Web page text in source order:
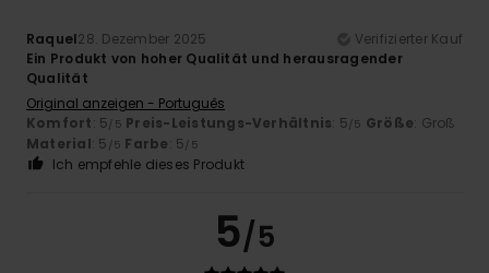
Raquel28. Dezember 2025
Verifizierter Kauf
Ein Produkt von hoher Qualität und herausragender
Qualität
Original anzeigen - Português
Komfort: 5 /5 Preis-Leistungs-Verhältnis: 5 /5 Größe: Groß
Material: 5 /5 Farbe: 5 /5
Ich empfehle dieses Produkt
5/5